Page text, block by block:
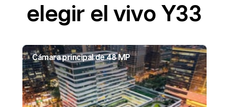
elegir el vivo Y33
Cámara principal de 48 MP